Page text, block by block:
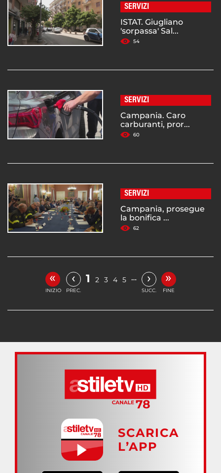
SERVIZI
ISTAT. Giugliano
'sorpassa' Sal...
54
SERVIZI
Campania. Caro
carburanti, pror...
60
SERVIZI
Campania, prosegue
la bonifica ...
62
«
INIZIO
‹
PREC.
1 2 3 4 5 … ›
SUCC.
»
FINE
SCARICA
L’APP